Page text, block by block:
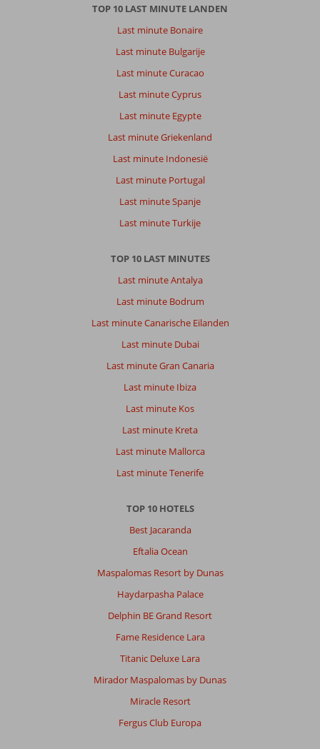
TOP 10 LAST MINUTE LANDEN
Last minute Bonaire
Last minute Bulgarije
Last minute Curacao
Last minute Cyprus
Last minute Egypte
Last minute Griekenland
Last minute Indonesië
Last minute Portugal
Last minute Spanje
Last minute Turkije
TOP 10 LAST MINUTES
Last minute Antalya
Last minute Bodrum
Last minute Canarische Eilanden
Last minute Dubai
Last minute Gran Canaria
Last minute Ibiza
Last minute Kos
Last minute Kreta
Last minute Mallorca
Last minute Tenerife
TOP 10 HOTELS
Best Jacaranda
Eftalia Ocean
Maspalomas Resort by Dunas
Haydarpasha Palace
Delphin BE Grand Resort
Fame Residence Lara
Titanic Deluxe Lara
Mirador Maspalomas by Dunas
Miracle Resort
Fergus Club Europa